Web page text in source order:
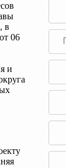
в
06
и